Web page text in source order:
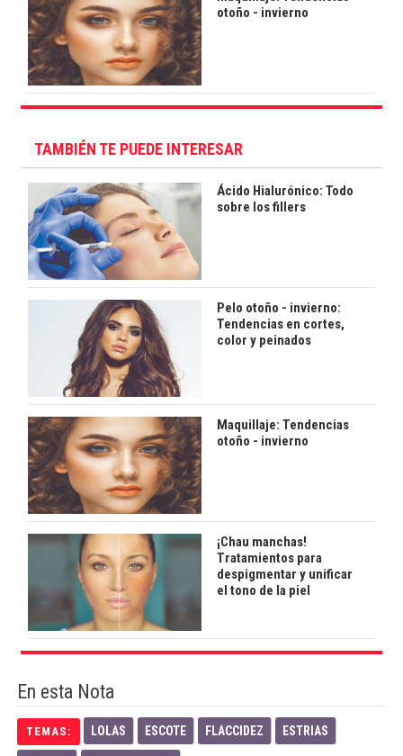
otoño - invierno
TAMBIÉN TE PUEDE INTERESAR
Ácido Hialurónico: Todo
sobre los fillers
Pelo otoño - invierno:
Tendencias en cortes,
color y peinados
Maquillaje: Tendencias
otoño - invierno
¡Chau manchas!
Tratamientos para
despigmentar y unificar
el tono de la piel
En esta Nota
TEMAS: LOLAS ESCOTE FLACCIDEZ ESTRIAS